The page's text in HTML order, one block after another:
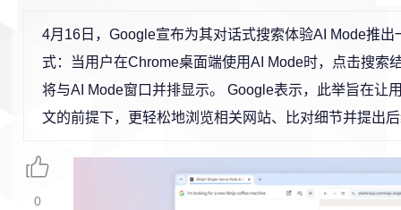
4月16日，Google宣布为其对话式搜索体验AI Mode推出
式：当用户在Chrome桌面端使用AI Mode时，点击搜索
将与AI Mode窗口并排显示。 Google表示，此举旨在让
文的前提下，更轻松地浏览相关网站、比对细节并提出
0